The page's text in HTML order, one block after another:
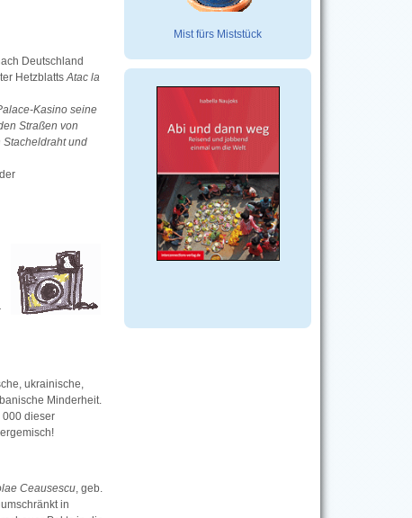
Deutschland
Hetzblatts Atac la
Kasino seine
Straßen von
Stacheldraht und
ukrainische,
Minderheit.
000 dieser
Ceausescu, geb.
in
Mist fürs Miststück